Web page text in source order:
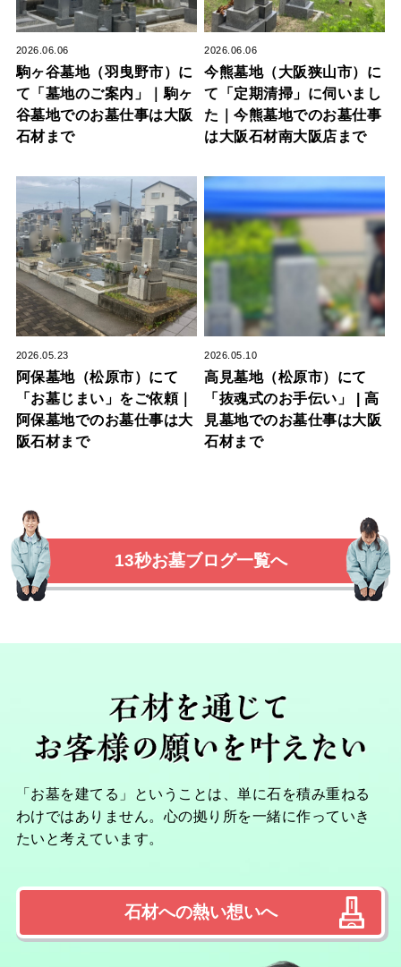
2026.06.06
駒ヶ谷墓地（羽曳野市）に
て「墓地のご案内」｜駒ヶ
谷墓地でのお墓仕事は大阪
石材まで
2026.06.06
今熊墓地（大阪狭山市）に
て「定期清掃」に伺いまし
た｜今熊墓地でのお墓仕事
は大阪石材南大阪店まで
2026.05.23
阿保墓地（松原市）にて
「お墓じまい」をご依頼｜
阿保墓地でのお墓仕事は大
阪石材まで
2026.05.10
高見墓地（松原市）にて
「抜魂式のお手伝い」 | 高
見墓地でのお墓仕事は大阪
石材まで
13秒お墓ブログ一覧へ
「お墓を建てる」ということは、単に石を積み重ねる
わけではありません。心の拠り所を一緒に作っていき
たいと考えています。
石材への熱い想いへ